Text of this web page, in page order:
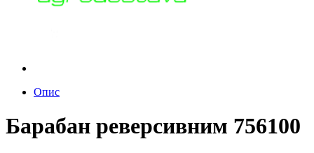
Опис
Барабан реверсивним 756100